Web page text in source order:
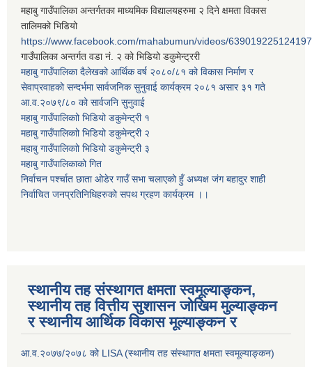
महाबु गाउँपालिका अन्तर्गतका माध्यमिक विद्यालयहरुमा २ दिने क्षमता विकास
तालिमको भिडियो
https://www.facebook.com/mahabumun/videos/639019225124197
गाउँपालिका अन्तर्गत वडा नं. २ को भिडियो डकुमेन्ट्ररी
महाबु गाउँपालिका दैलेखको आर्थिक वर्ष २०८०/८१ को विकास निर्माण र
सेवाप्रवाहको सन्दर्भमा सार्वजनिक सुनुवाई कार्यक्रम २०८१ असार ३१ गते
आ.व.२०७९/८० को सार्वजनि सुनुवाई
महाबु गाउँपालिकाो भिडियो डकुमेन्ट्री १
महाबु गाउँपालिकाो भिडियो डकुमेन्ट्री २
महाबु गाउँपालिकाो भिडियो डकुमेन्ट्री ३
महाबु गाउँपालिकाको गित
निर्वाचन पर्श्चात छाता ओडेर गाउँ सभा चलाएको हुँ अध्यक्ष जंग बहादुर शाही
निर्वाचित जनप्रतिनिधिहरुको सपथ ग्रहण कार्यक्रम ।।
स्थानीय तह संस्थागत क्षमता स्वमूल्याङ्कन,
स्थानीय तह वित्तीय सुशासन जोखिम मुल्याङ्कन
र स्थानीय आर्थिक विकास मूल्याङ्कन र
आ.व.२०७७/२०७८ को LISA (स्थानीय तह संस्थागत क्षमता स्वमूल्याङ्कन)